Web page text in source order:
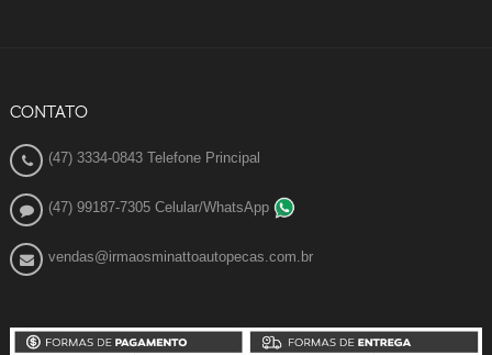
CONTATO
(47) 3334-0843 Telefone Principal
(47) 99187-7305 Celular/WhatsApp
vendas@irmaosminattoautopecas.com.br